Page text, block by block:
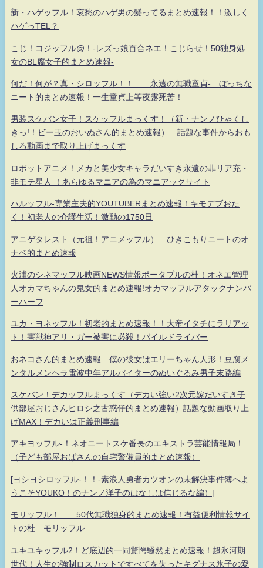
新・ハゲッフル！哀愁のハゲ男の髪ってるまとめ速報！！激しく
ハゲっTEL？
こじ！コジッフル@！-レズっ娘百合ネエ！こじらせ！50独身処
女のBL腐女子的まとめ速報-
何だ！何が？真・シロッフル！！ 永遠の無職童貞- ぼっちな
ニート的まとめ速報！一生童貞上等夜露死苦！
男装スケバン女子！スケッフルまっくす！（新・ナンノひゃくし
きっ!！ビー玉のおいぬさん的まとめ速報） 話題な事件からおも
しろ動画まで取り上げまっくす
ロボットアニメ！メカと美少女キャラだいすき永遠の非リア充・
非モテ星人 ！あらゆるマニアの為のマニアックサイト
ハルッフル-専業主夫的YOUTUBERまとめ速報！キモデブおた
く！初老人の介護生活！激動の1750日
アニゲタレスト（元祖！アニメッフル） ひきこもりニートのオ
ナベ的まとめ速報
火浦のシネマッフル映画NEWS情報ポータブルの杜！オネエ管理
人オカマちゃんの鬼女的まとめ速報!オカマッフルアタックナンバ
ーハーフ
ユカ・ヨネッフル！初老的まとめ速報！！大帝イタチにラリアッ
ト！害獣神アリ・ガー被害に必殺！パイルドライバー
おネコさん的まとめ速報 僕の彼女はエリーちゃん人形！豆腐メ
ンタルメンヘラ電波中年アルバイターのぬいぐるみ男子末路編
スケバン！デカッフルまっくす（デカい強い2次元嫁だいすき子
供部屋おじさんヒロシ之古惑仔的まとめ速報）話題な動画取り上
げMAX！デカいは正義刑事編
アキヨッフル-！ネオニートスケ番長のエキストラ芸能情報局！
（子ども部屋おばさんの自宅警備員的まとめ速報）
[ヨシヨシロッフル-！！-素浪人勇者カツオンの未解決事件簿へよ
うこそYOUKO！のナンノ洋子のはなしは信じるな編）]
モリッフル！ 50代無職独身的まとめ速報！有益便利情報サイ
トの杜 モリッフル
ユキユキッフル2！ど底辺的一同驚愕騒然まとめ速報！超氷河期
世代！人生の強制ロスカットですべてを失ったキグナス氷子の愛